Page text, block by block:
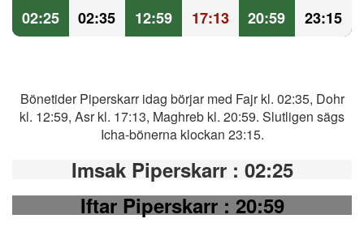
02:25 02:35 12:59 17:13 20:59 23:15
Bönetider Piperskarr idag börjar med Fajr kl. 02:35, Dohr
kl. 12:59, Asr kl. 17:13, Maghreb kl. 20:59. Slutligen sägs
Icha-bönerna klockan 23:15.
Imsak Piperskarr : 02:25
Iftar Piperskarr: 20:59